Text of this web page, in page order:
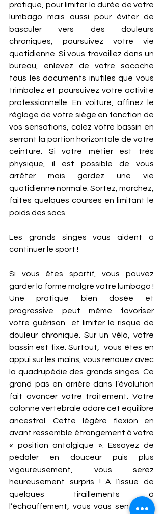
pratique, pour limiter la durée de votre
lumbago mais aussi pour éviter de
basculer vers des douleurs
chroniques, poursuivez votre vie
quotidienne. Si vous travaillez dans un
bureau, enlevez de votre sacoche
tous les documents inutiles que vous
trimbalez et poursuivez votre activité
professionnelle. En voiture, affinez le
réglage de votre siège en fonction de
vos sensations, calez votre bassin en
serrant la portion horizontale de votre
ceinture. Si votre métier est très
physique, il est possible de vous
arrêter mais gardez une vie
quotidienne normale. Sortez, marchez,
faites quelques courses en limitant le
poids des sacs.
Les grands singes vous aident à
continuer le sport !
Si vous êtes sportif, vous pouvez
garder la forme malgré votre lumbago !
Une pratique bien dosée et
progressive peut même favoriser
votre guérison  et limiter le risque de
douleur chronique. Sur un vélo, votre
bassin est fixe. Surtout,  vous êtes en
appui sur les mains, vous renouez avec
la quadrupédie des grands singes. Ce
grand pas en arrière dans l’évolution
fait avancer votre traitement. Votre
colonne vertébrale adore cet équilibre
ancestral. Cette légère flexion en
avant ressemble étrangement à votre
« position antalgique ». Essayez de
pédaler en douceur puis plus
vigoureusement, vous serez
heureusement surpris ! A l’issue de
quelques tiraillements à
l’échauffement, vous vous sentirez à